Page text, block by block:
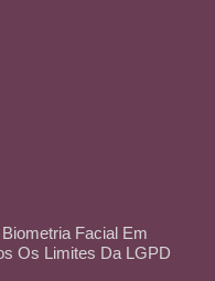
Facial Em
Os Limites Da LGPD